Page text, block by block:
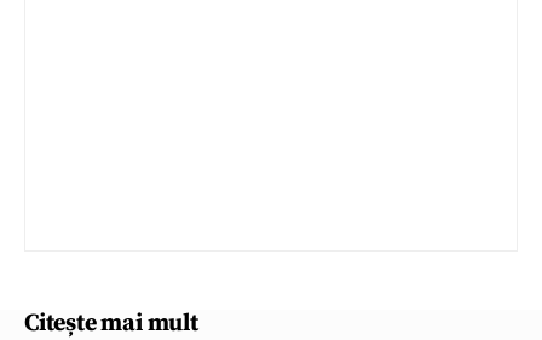
Citește mai mult